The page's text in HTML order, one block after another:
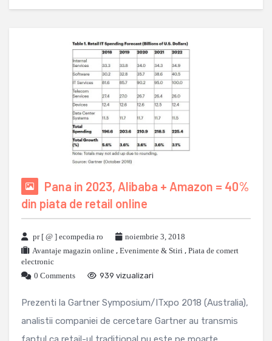
Pana in 2023, Alibaba + Amazon = 40%
din piata de retail online
pr [ @ ] ecompedia ro
noiembrie 3, 2018
Avantaje magazin online , Evenimente & Stiri , Piata de comert
electronic
0 Comments
939 vizualizari
Prezenti la Gartner Symposium/ITxpo 2018 (Australia),
analistii companiei de cercetare Gartner au transmis